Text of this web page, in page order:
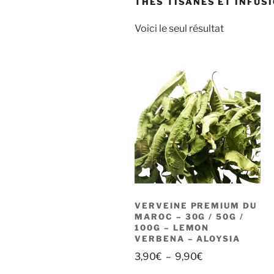
Voici le seul résultat
VERVEINE PREMIUM DU
MAROC – 30G / 50G /
100G – LEMON
VERBENA – ALOYSIA
3,90€ – 9,90€